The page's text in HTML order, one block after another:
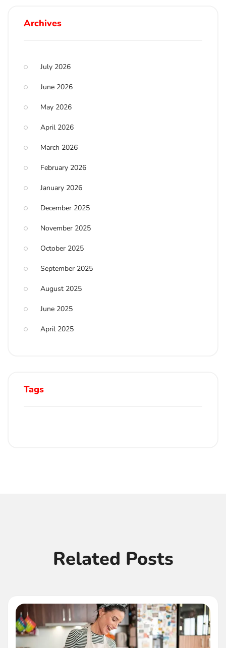
Archives
July 2026
June 2026
May 2026
April 2026
March 2026
February 2026
January 2026
December 2025
November 2025
October 2025
September 2025
August 2025
June 2025
April 2025
Tags
Related Posts